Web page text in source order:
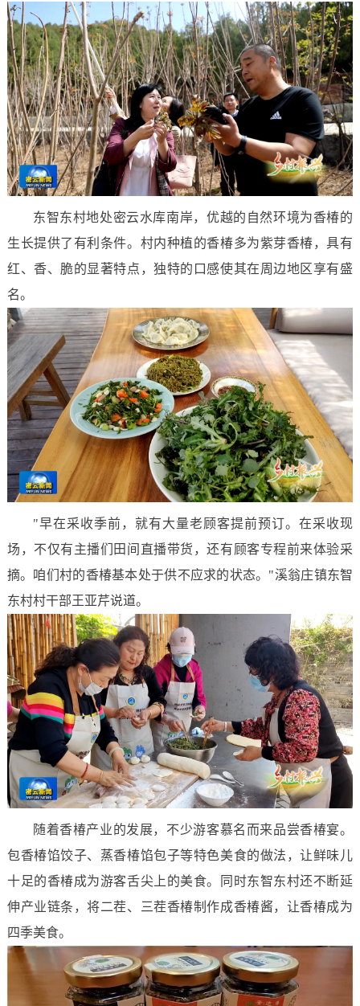
东智东村地处密云水库南岸，优越的自然环境为香椿的
生长提供了有利条件。村内种植的香椿多为紫芽香椿，具有
红、香、脆的显著特点，独特的口感使其在周边地区享有盛
名。
"早在采收季前，就有大量老顾客提前预订。在采收现
场，不仅有主播们田间直播带货，还有顾客专程前来体验采
摘。咱们村的香椿基本处于供不应求的状态。"溪翁庄镇东智
东村村干部王亚芹说道。
随着香椿产业的发展，不少游客慕名而来品尝香椿宴。
包香椿馅饺子、蒸香椿馅包子等特色美食的做法，让鲜味儿
十足的香椿成为游客舌尖上的美食。同时东智东村还不断延
伸产业链条，将二茬、三茬香椿制作成香椿酱，让香椿成为
四季美食。